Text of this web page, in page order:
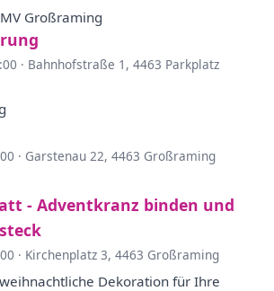
Großraming
· Bahnhofstraße 1, 4463 Parkplatz
· Garstenau 22, 4463 Großraming
- Adventkranz binden und
· Kirchenplatz 3, 4463 Großraming
Dekoration für Ihre